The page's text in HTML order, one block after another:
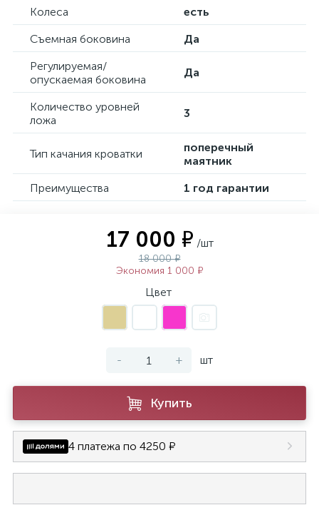
Колеса
есть
Съемная боковина
Да
Регулируемая/
опускаемая боковина
Да
Количество уровней
ложа
3
Тип качания кроватки
поперечный
маятник
Преимущества
1 год гарантии
17 000 ₽ /шт
18 000 ₽
Экономия 1 000 ₽
Цвет
- + шт
Купить
4 платежа по 4250 ₽